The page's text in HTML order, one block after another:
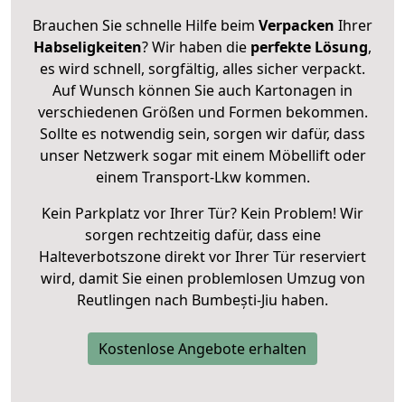
Brauchen Sie schnelle Hilfe beim Verpacken Ihrer
Habseligkeiten? Wir haben die perfekte Lösung,
es wird schnell, sorgfältig, alles sicher verpackt.
Auf Wunsch können Sie auch Kartonagen in
verschiedenen Größen und Formen bekommen.
Sollte es notwendig sein, sorgen wir dafür, dass
unser Netzwerk sogar mit einem Möbellift oder
einem Transport-Lkw kommen.
Kein Parkplatz vor Ihrer Tür? Kein Problem! Wir
sorgen rechtzeitig dafür, dass eine
Halteverbotszone direkt vor Ihrer Tür reserviert
wird, damit Sie einen problemlosen Umzug von
Reutlingen nach Bumbești-Jiu haben.
Kostenlose Angebote erhalten